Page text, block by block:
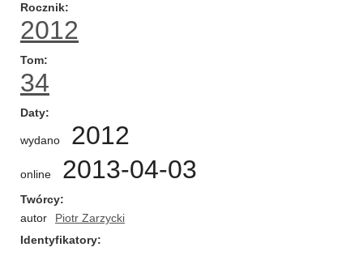
Rocznik
2012
Tom
34
Daty
wydano 2012
online 2013-04-03
Twórcy
autor
Piotr Zarzycki
Identyfikatory